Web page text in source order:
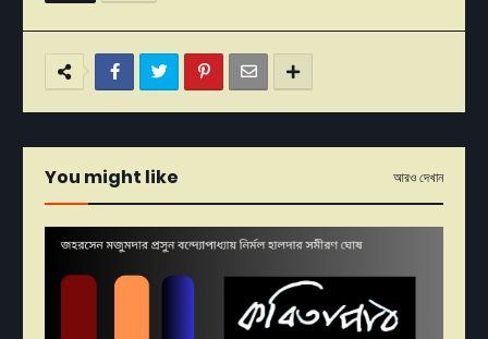
You might like আরও দেখান